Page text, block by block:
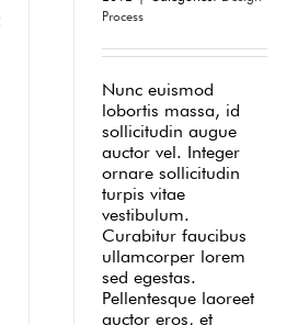
Process
Nunc euismod
lobortis massa, id
sollicitudin augue
auctor vel. Integer
ornare sollicitudin
turpis vitae
vestibulum.
Curabitur faucibus
ullamcorper lorem
sed egestas.
Pellentesque laoreet
auctor eros, et